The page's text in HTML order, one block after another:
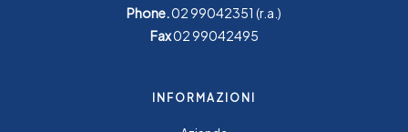
Phone.02 99042351 (r.a.)
Fax02 99042495
INFORMAZIONI